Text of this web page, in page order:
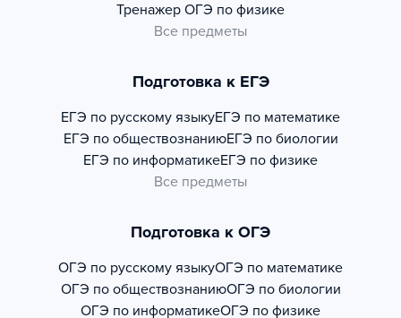
Тренажер ОГЭ по физике
Все предметы
Подготовка к ЕГЭ
ЕГЭ по русскому языкуЕГЭ по математике
ЕГЭ по обществознаниюЕГЭ по биологии
ЕГЭ по информатикеЕГЭ по физике
Все предметы
Подготовка к ОГЭ
ОГЭ по русскому языкуОГЭ по математике
ОГЭ по обществознаниюОГЭ по биологии
ОГЭ по информатикеОГЭ по физике